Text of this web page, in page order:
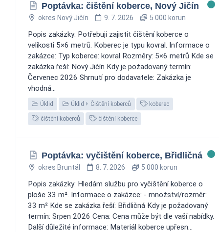
Poptávka: čištění koberce, Nový Jičín
okres Nový Jičín 9. 7. 2026 5 000 korun
Popis zakázky: Potřebuji zajistit čištění koberce o
velikosti 5×6 metrů. Koberec je typu kovral. Informace o
zakázce: Typ koberce: kovral Rozměry: 5×6 metrů Kde se
zakázka řeší: Nový Jičín Kdy je požadovaný termín:
Červenec 2026 Shrnutí pro dodavatele: Zakázka je
vhodná...
Úklid Úklid Čištění koberců koberec
čištění koberců čištění koberce
Poptávka: vyčištění koberce, Břidličná
okres Bruntál 8. 7. 2026 5 000 korun
Popis zakázky: Hledám službu pro vyčištění koberce o
ploše 33 m². Informace o zakázce: - množství/rozměr:
33 m² Kde se zakázka řeší: Břidličná Kdy je požadovaný
termín: Srpen 2026 Cena: Cena může být dle vaší nabídky.
Další důležité informace: Materiál koberce upřesn...